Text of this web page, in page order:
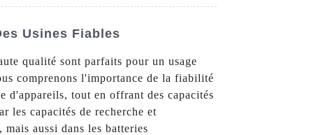
Usines Fiables
qualité sont parfaits pour un usage
comprenons l'importance de la fiabilité
d'appareils, tout en offrant des capacités
les capacités de recherche et
aussi dans les batteries